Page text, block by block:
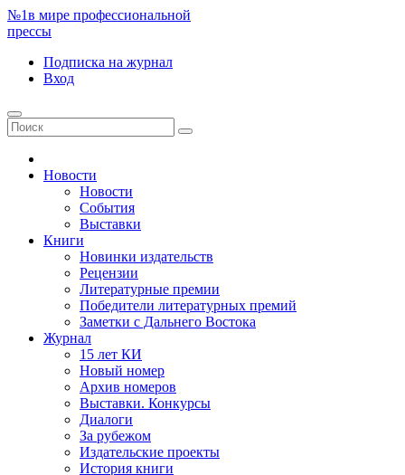
№1в мире профессиональной
прессы
Подписка на журнал
Вход
Новости
Новости
События
Выставки
Книги
Новинки издательств
Рецензии
Литературные премии
Победители литературных премий
Заметки с Дальнего Востока
Журнал
15 лет КИ
Новый номер
Архив номеров
Выставки. Конкурсы
Диалоги
За рубежом
Издательские проекты
История книги